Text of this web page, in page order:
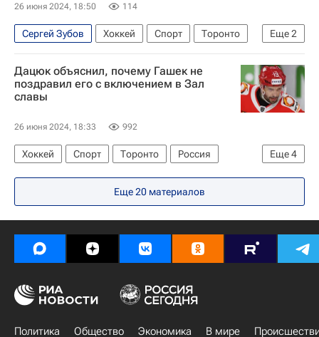
26 июня 2024, 18:50 114
Еще2
Сергей Зубов Хоккей Спорт
Торонто
Павел Дацюк
Детройт Ред Уингз
Дацюк объяснил, почему Гашек не
поздравил его с включением в Зал
славы
26 июня 2024, 18:33 992
Еще4
Хоккей Спорт Торонто
Россия
Павел Дацюк
СКА (Санкт-Петербург)
Детройт Ред Уингз
Еще20 материалов
Политика Общество Экономика В мире